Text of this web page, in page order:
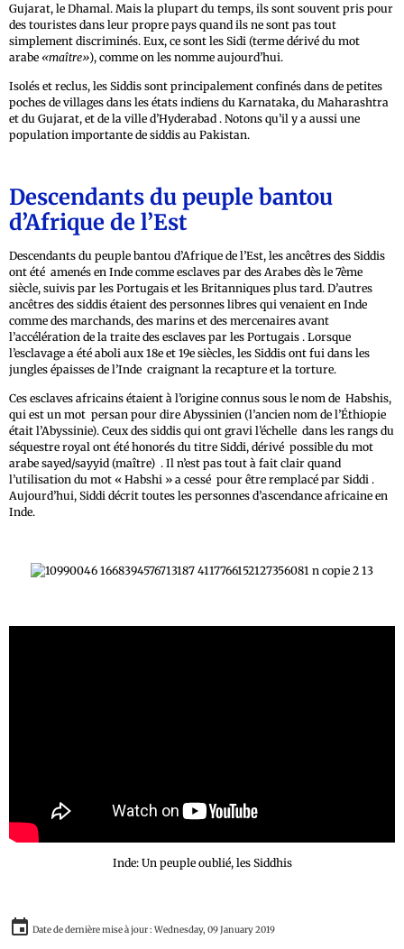
Gujarat, le Dhamal. Mais la plupart du temps, ils sont souvent pris pour
des touristes dans leur propre pays quand ils ne sont pas tout
simplement discriminés. Eux, ce sont les Sidi (terme dérivé du mot
arabe «maître»), comme on les nomme aujourd’hui.
Isolés et reclus, les Siddis sont principalement confinés dans de petites
poches de villages dans les états indiens du Karnataka, du Maharashtra
et du Gujarat, et de la ville d’Hyderabad . Notons qu’il y a aussi une
population importante de siddis au Pakistan.
Descendants du peuple bantou
d’Afrique de l’Est
Descendants du peuple bantou d’Afrique de l’Est, les ancêtres des Siddis
ont été amenés en Inde comme esclaves par des Arabes dès le 7ème
siècle, suivis par les Portugais et les Britanniques plus tard. D’autres
ancêtres des siddis étaient des personnes libres qui venaient en Inde
comme des marchands, des marins et des mercenaires avant
l’accélération de la traite des esclaves par les Portugais . Lorsque
l’esclavage a été aboli aux 18e et 19e siècles, les Siddis ont fui dans les
jungles épaisses de l’Inde craignant la recapture et la torture.
Ces esclaves africains étaient à l’origine connus sous le nom de Habshis,
qui est un mot persan pour dire Abyssinien (l’ancien nom de l’Éthiopie
était l’Abyssinie). Ceux des siddis qui ont gravi l’échelle dans les rangs du
séquestre royal ont été honorés du titre Siddi, dérivé possible du mot
arabe sayed/sayyid (maître) . Il n’est pas tout à fait clair quand
l’utilisation du mot « Habshi » a cessé pour être remplacé par Siddi .
Aujourd’hui, Siddi décrit toutes les personnes d’ascendance africaine en
Inde.
Inde: Un peuple oublié, les Siddhis
Date de dernière mise à jour : Wednesday, 09 January 2019